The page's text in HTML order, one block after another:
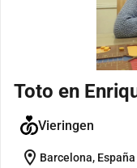
Toto en
Vieringen
location_on Barcelona, España